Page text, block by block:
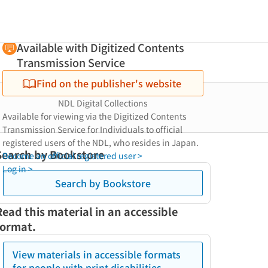
Available with Digitized Contents
Transmission Service
Find on the publisher's website
NDL Digital Collections
Available for viewing via the Digitized Contents
Transmission Service for Individuals to official
registered users of the NDL, who resides in Japan.
Become an official registered user >
Log in >
by Bookstore
Search by Bookstore
this material in an accessible
View materials in accessible formats